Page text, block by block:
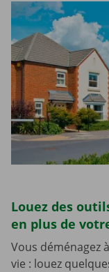
Louez des
en plus de
Vous déménagez
vie : louez